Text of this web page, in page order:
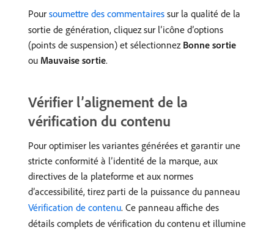
Pour soumettre des commentaires sur la qualité de la
sortie de génération, cliquez sur l’icône d’options
(points de suspension) et sélectionnez Bonne sortie
ou Mauvaise sortie.
Vérifier l’alignement de la
vérification du contenu
Pour optimiser les variantes générées et garantir une
stricte conformité à l’identité de la marque, aux
directives de la plateforme et aux normes
d’accessibilité, tirez parti de la puissance du panneau
Vérification de contenu. Ce panneau affiche des
détails complets de vérification du contenu et illumine